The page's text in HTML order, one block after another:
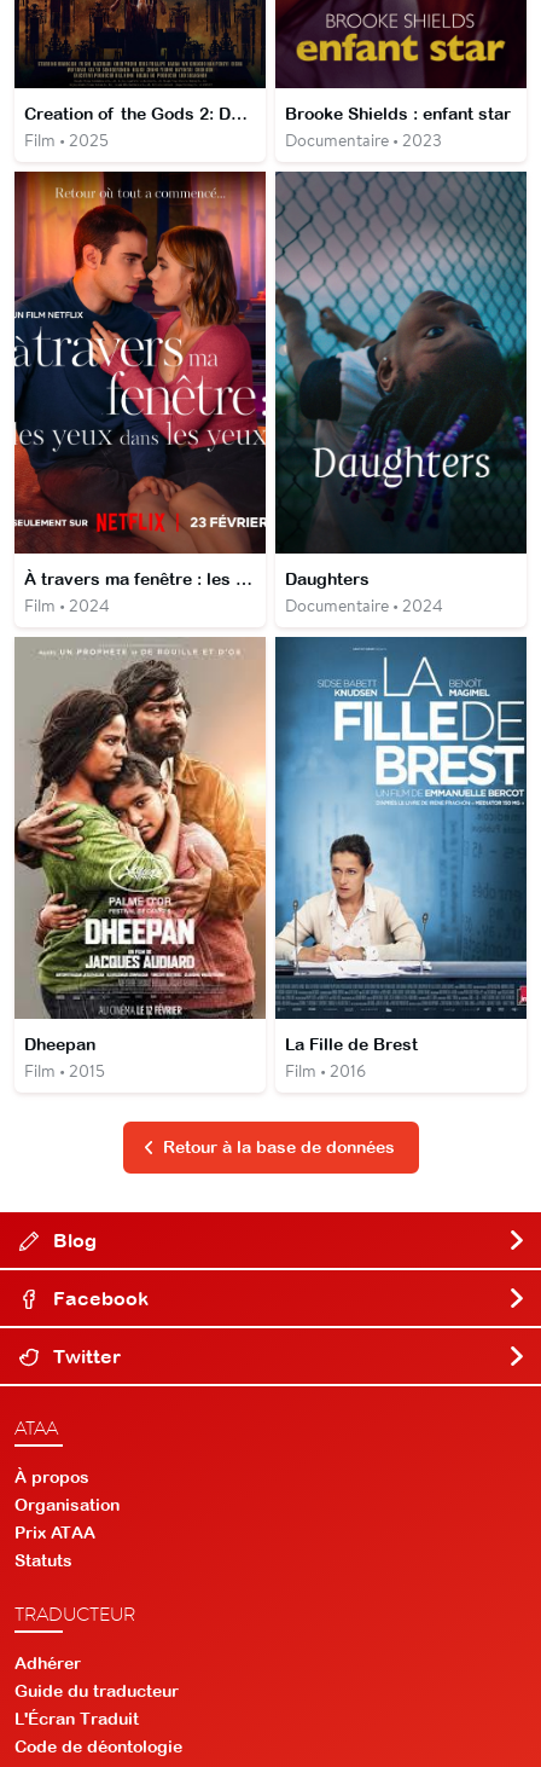
Creation of the Gods 2: Demon Force
Film • 2025
Brooke Shields : enfant star
Documentaire • 2023
À travers ma fenêtre : les yeux dans les yeux
Film • 2024
Daughters
Documentaire • 2024
Dheepan
Film • 2015
La Fille de Brest
Film • 2016
Retour à la base de données
Blog
Facebook
Twitter
ATAA
À propos
Organisation
Prix ATAA
Statuts
TRADUCTEUR
Adhérer
Guide du traducteur
L'Écran Traduit
Code de déontologie